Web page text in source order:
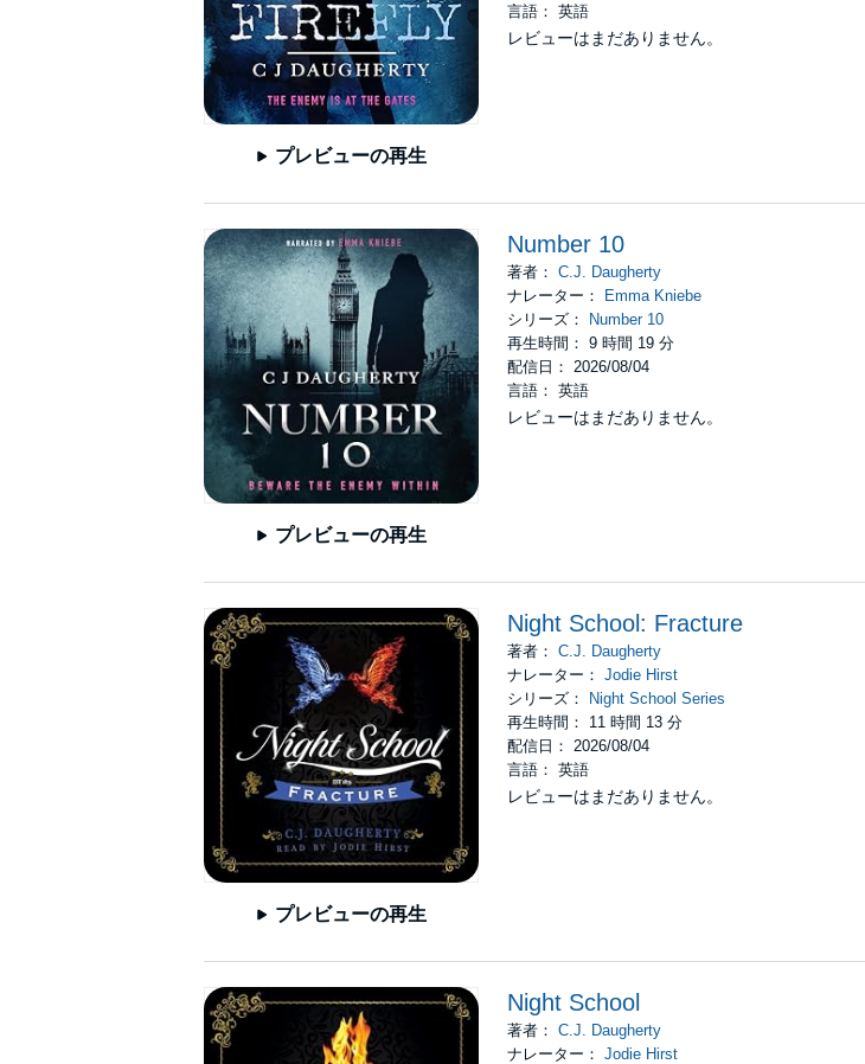
プレビューの再生
言語： 英語
レビューはまだありません。
プレビューの再生
Number 10
著者： C.J. Daugherty
ナレーター：
Emma Kniebe
シリーズ：
Number 10
再生時間： 9 時間 19 分
配信日： 2026/08/04
言語： 英語
レビューはまだありません。
プレビューの再生
Night School: Fracture
著者： C.J. Daugherty
ナレーター： Jodie Hirst
シリーズ：
Night School Series
再生時間： 11 時間 13 分
配信日： 2026/08/04
言語： 英語
レビューはまだありません。
Night School
著者： C.J. Daugherty
ナレーター： Jodie Hirst